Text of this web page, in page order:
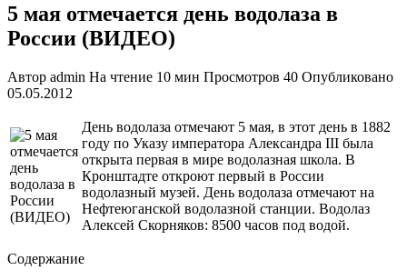
5 мая отмечается день водолаза в
России (ВИДЕО)
Автор admin На чтение 10 мин Просмотров 40 Опубликовано
05.05.2012
День водолаза отмечают 5 мая, в этот день в 1882
году по Указу императора Александра III была
открыта первая в мире водолазная школа. В
Кронштадте откроют первый в России
водолазный музей. День водолаза отмечают на
Нефтеюганской водолазной станции. Водолаз
Алексей Скорняков: 8500 часов под водой.
Содержание